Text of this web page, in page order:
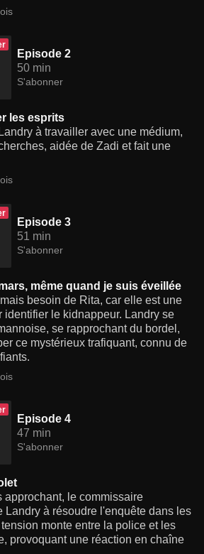
Episode 2
50 min
S'abonner
les esprits
à travailler avec une médium,
aidée de Zadi et fait une
Episode 3
51 min
S'abonner
même quand je suis éveillée
besoin de Rita, car elle est une
identifier le kidnappeur. Landry se
se rapprochant du bordel,
ce mystérieux trafiquant, connu de
Episode 4
47 min
S'abonner
approchant, le commissaire
Landry à résoudre l'enquête dans les
monte entre la police et les
provoquant une réaction en chaîne